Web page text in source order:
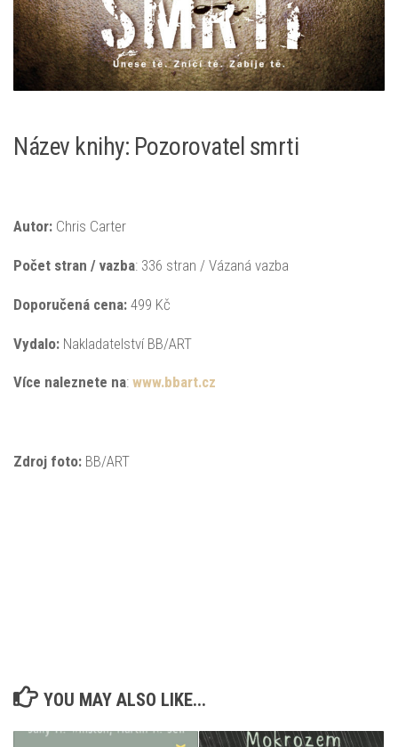
Název knihy: Pozorovatel smrti
Autor: Chris Carter
Počet stran / vazba: 336 stran / Vázaná vazba
Doporučená cena: 499 Kč
Vydalo: Nakladatelství BB/ART
Více naleznete na: www.bbart.cz
Zdroj foto: BB/ART
YOU MAY ALSO LIKE...